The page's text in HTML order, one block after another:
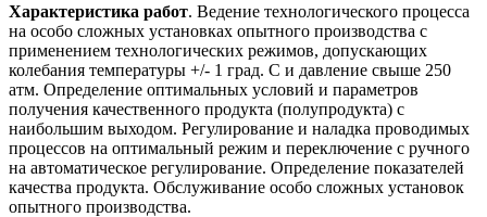
Характеристика работ. Ведение технологического процесса
на особо сложных установках опытного производства с
применением технологических режимов, допускающих
колебания температуры +/- 1 град. C и давление свыше 250
атм. Определение оптимальных условий и параметров
получения качественного продукта (полупродукта) с
наибольшим выходом. Регулирование и наладка проводимых
процессов на оптимальный режим и переключение с ручного
на автоматическое регулирование. Определение показателей
качества продукта. Обслуживание особо сложных установок
опытного производства.